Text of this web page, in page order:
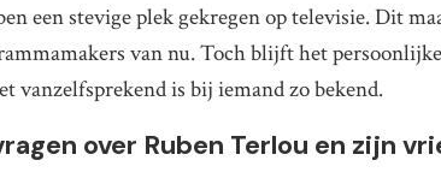
een stevige plek gekregen op televisie. Dit
van nu. Toch blijft het
vanzelfsprekend is bij iemand zo bekend.
over Ruben Terlou en zijn